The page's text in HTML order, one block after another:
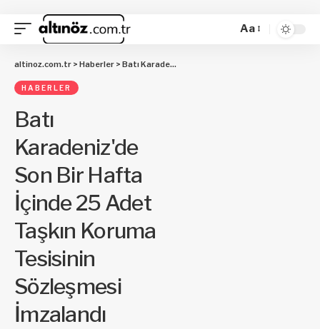
Aa
altinoz.com.tr > Haberler > Batı Karadeniz'de Son Bir Hafta İçinde 25 Adet Taşkın Koruma Tesisinin Sözleşmesi İmzalandı
HABERLER
Batı
Karadeniz'de
Son Bir Hafta
İçinde 25 Adet
Taşkın Koruma
Tesisinin
Sözleşmesi
İmzalandı